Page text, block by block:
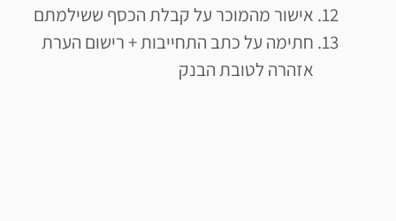
אישור מהמוכר על קבלת הכסף ששילמתם
חתימה על כתב התחייבות + רישום הערת
אזהרה לטובת הבנק